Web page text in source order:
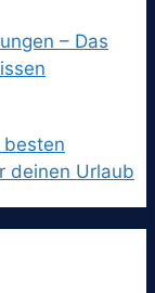
– Das
besten
deinen Urlaub